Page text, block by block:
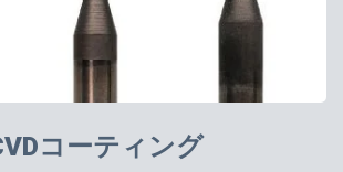
コーティング